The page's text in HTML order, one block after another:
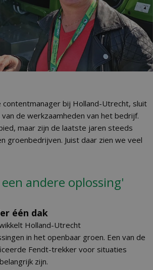
bij Holland-Utrecht, sluit
de werkzaamheden van het bedrijf.
maar zijn de laatste jaren steeds
groenbedrijven. Juist daar zien we veel
andere oplossing'
één dak
Holland-Utrecht
in het openbaar groen. Een van de
Fendt-trekker voor situaties
zijn.